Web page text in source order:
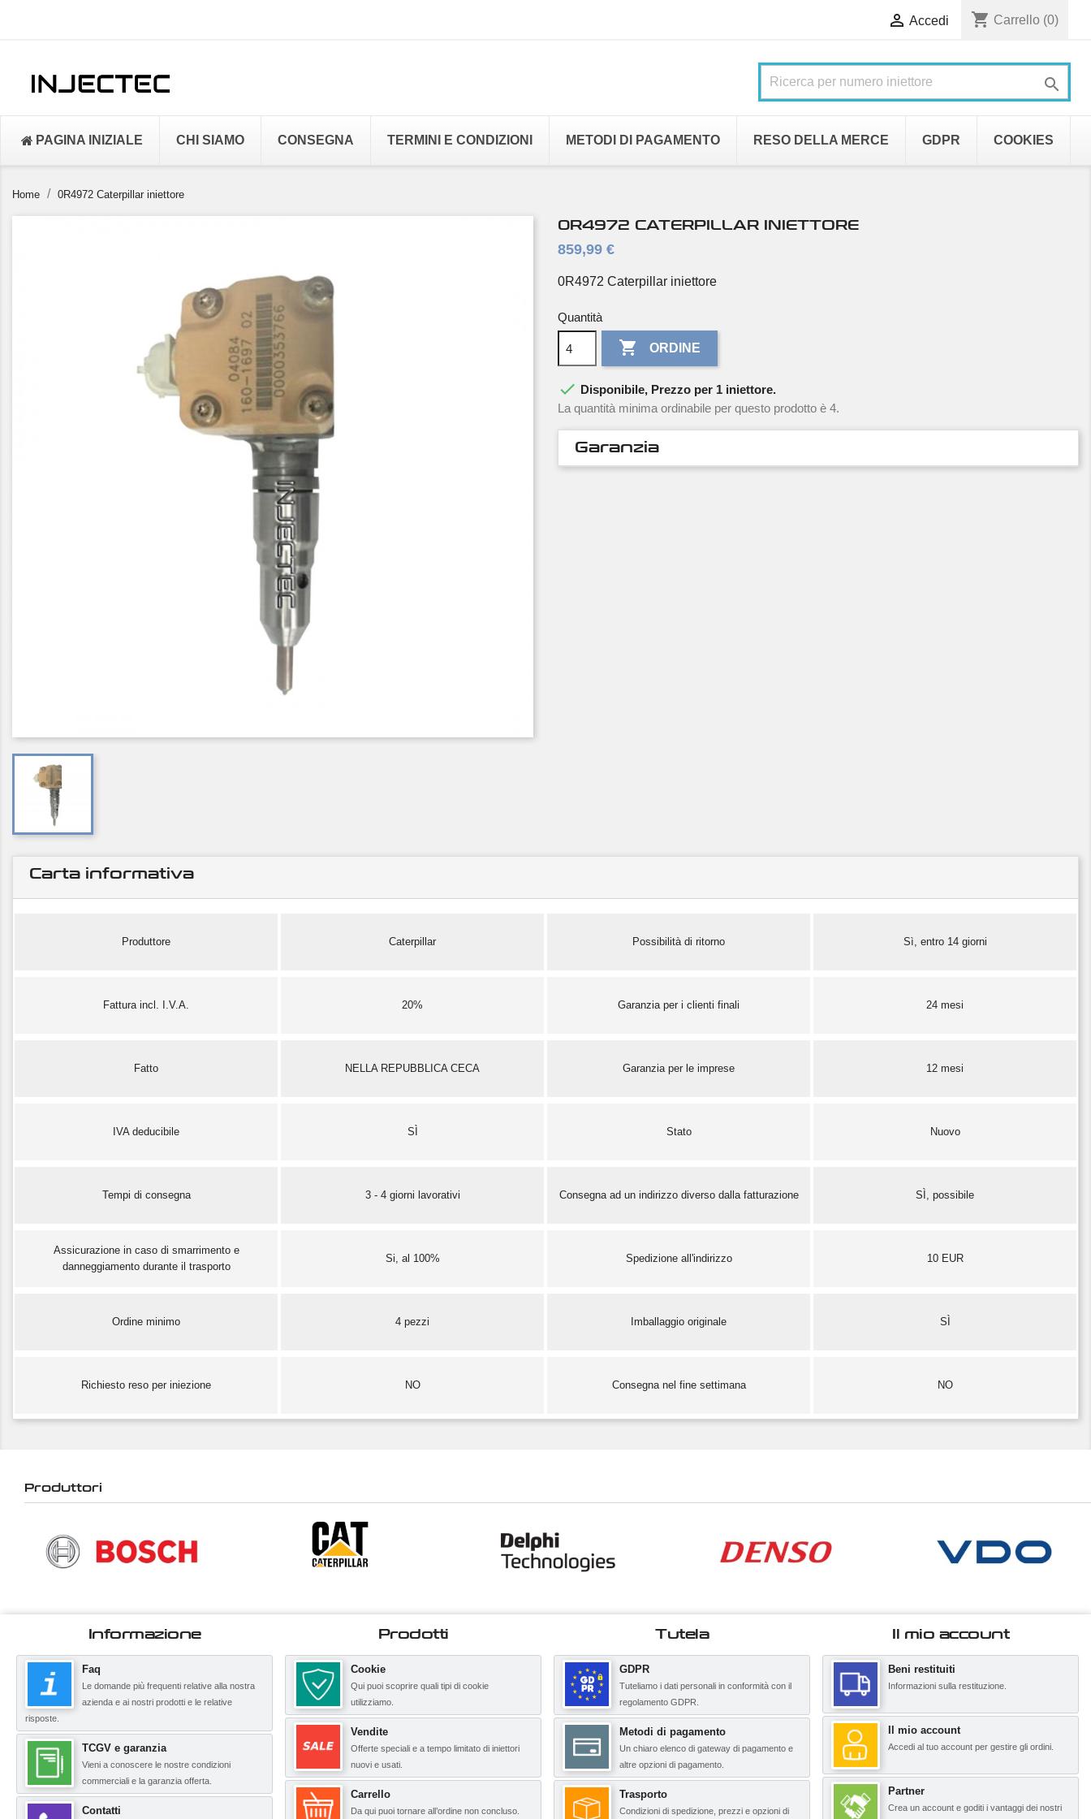
 Accedi shopping_cart Carrello (0)

PAGINA INIZIALE CHI SIAMO CONSEGNA TERMINI E CONDIZIONI METODI DI PAGAMENTO RESO DELLA MERCE GDPR COOKIES
Home 0R4972 Caterpillar iniettore
0R4972 CATERPILLAR INIETTORE
859,99 €
0R4972 Caterpillar iniettore
Quantità
 ORDINE
 Disponibile, Prezzo per 1 iniettore.
La quantità minima ordinabile per questo prodotto è 4.
Garanzia
Carta informativa
Produttore Caterpillar Possibilità di ritorno Sì, entro 14 giorni
Fattura incl. I.V.A. 20% Garanzia per i clienti finali 24 mesi
Fatto NELLA REPUBBLICA CECA Garanzia per le imprese 12 mesi
IVA deducibile SÌ Stato Nuovo
Tempi di consegna 3 - 4 giorni lavorativi Consegna ad un indirizzo diverso dalla fatturazione SÌ, possibile
Assicurazione in caso di smarrimento e
danneggiamento durante il trasporto
Si, al 100% Spedizione all'indirizzo 10 EUR
Ordine minimo 4 pezzi Imballaggio originale SÌ
Richiesto reso per iniezione NO Consegna nel fine settimana NO
Produttori
Informazione
Faq
Le domande più frequenti relative alla nostra
azienda e ai nostri prodotti e le relative
risposte.
TCGV e garanzia
Vieni a conoscere le nostre condizioni
commerciali e la garanzia offerta.
Contatti
Prodotti
Cookie
Qui puoi scoprire quali tipi di cookie
utilizziamo.
Vendite
Offerte speciali e a tempo limitato di iniettori
nuovi e usati.
Carrello
Da qui puoi tornare all’ordine non concluso.
Tutela
GDPR
Tuteliamo i dati personali in conformità con il
regolamento GDPR.
Metodi di pagamento
Un chiaro elenco di gateway di pagamento e
altre opzioni di pagamento.
Trasporto
Condizioni di spedizione, prezzi e opzioni di
Il mio account
Beni restituiti
Informazioni sulla restituzione.
Il mio account
Accedi al tuo account per gestire gli ordini.
Partner
Crea un account e goditi i vantaggi dei nostri